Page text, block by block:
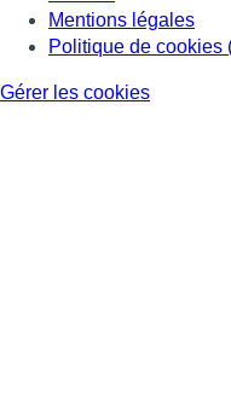
Mentions légales
Politique de cookies
Gérer les cookies